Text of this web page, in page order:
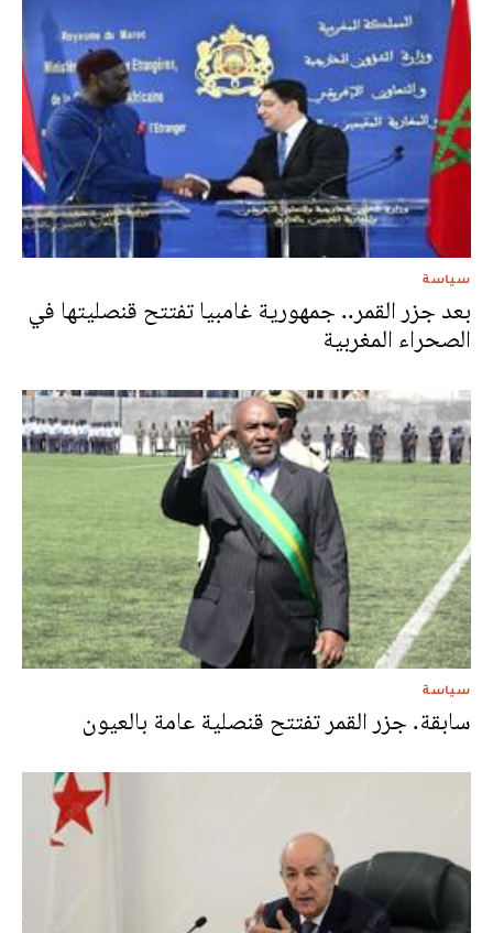
سياسة
بعد جزر القمر.. جمهورية غامبيا تفتتح قنصليتها في
الصحراء المغربية
سياسة
سابقة. جزر القمر تفتتح قنصلية عامة بالعيون